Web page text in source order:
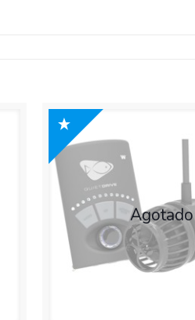
Agotado